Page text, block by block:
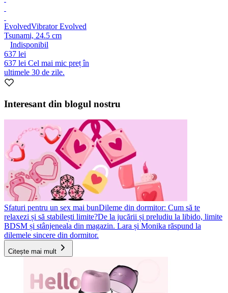
EvolvedVibrator Evolved
Tsunami, 24.5 cm
Indisponibil
637 lei
637 lei Cel mai mic preț în
ultimele 30 de zile.
Interesant din blogul nostru
Sfaturi pentru un sex mai bunDileme din dormitor: Cum să te
relaxezi și să stabilești limite?De la jucării și preludiu la libido, limite
BDSM și stânjeneala din magazin. Lara și Monika răspund la
dilemele sincere din dormitor.
Citește mai mult